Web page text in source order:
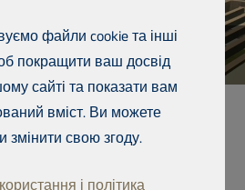
of
файли cookie та інші
покращити ваш досвід
сайті та показати вам
вміст. Ви можете
змінити свою згоду.